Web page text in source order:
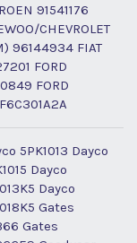
91541176
CHEVROLET
96144934 FIAT
FORD
FORD
5PK1013 Dayco
Dayco
Dayco
Gates
Gates